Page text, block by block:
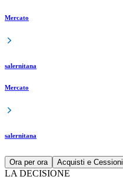
Mercato
salernitana
Mercato
salernitana
Ora per ora Acquisti e Cessioni
LA DECISIONE